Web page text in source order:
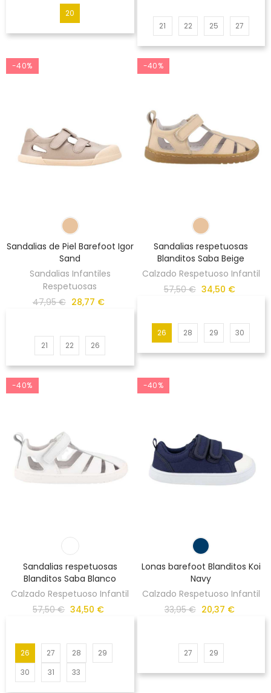
20
21
22 25 27
-40%
Sandalias de Piel Barefoot Igor
Sand
Sandalias Infantiles
Respetuosas
47,95 € 28,77 €
21 22 26
-40%
Sandalias respetuosas
Blanditos Saba Beige
Calzado Respetuoso Infantil
57,50 € 34,50 €
26 28 29 30
-40%
Sandalias respetuosas
Blanditos Saba Blanco
Calzado Respetuoso Infantil
57,50 € 34,50 €
26 27 28
29
30
31 33
-40%
Lonas barefoot Blanditos Koi
Navy
Calzado Respetuoso Infantil
33,95 € 20,37 €
27 29